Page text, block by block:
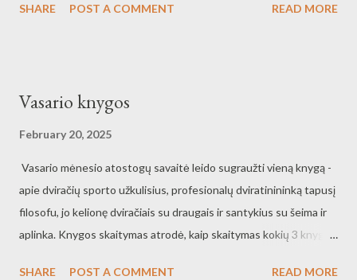
užsiimk šūdmalyste ir išsisuk. Ir viename team buildinge esu
tas procentas. Einu per šūdmalą ir galvoju, kaip jį klasifikuoti per
einam, kryptis lyg ir ta, bet rankos tikrai neduotum nukristi dėl to
"duagiau taip" atsakymo. Lyg ir nuomonės sutampa, lyg ir
supratimas yra tas pats, bet yra palaidų esminių ir ne esminių g...
SHARE POST A COMMENT READ MORE
Vasario knygos
February 20, 2025
Vasario mėnesio atostogų savaitė leido sugraužti vieną knygą -
apie dviračių sporto užkulisius, profesionalų dviratinininką tapusį
filosofu, jo kelionę dviračiais su draugais ir santykius su šeima ir
aplinka. Knygos skaitymas atrodė, kaip skaitymas kokių 3 knygų
SHARE POST A COMMENT READ MORE